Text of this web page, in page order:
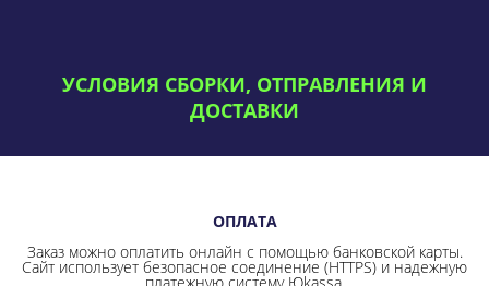
УСЛОВИЯ СБОРКИ, ОТПРАВЛЕНИЯ И
ДОСТАВКИ
ОПЛАТА
Заказ можно оплатить онлайн с помощью банковской карты.
Сайт использует безопасное соединение (HTTPS) и надежную